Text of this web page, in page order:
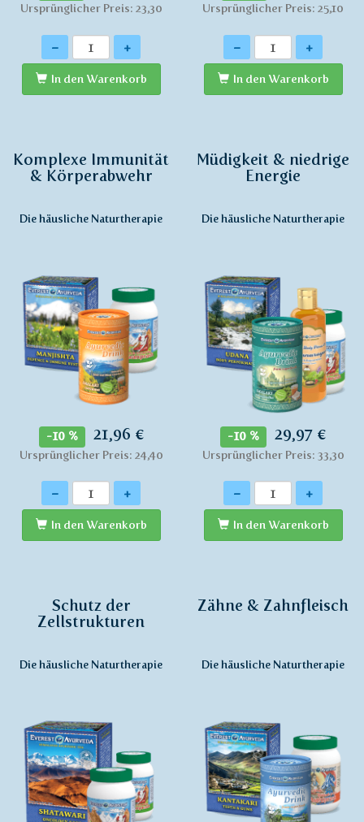
Ursprünglicher Preis: 23,30
Anzahl
- +
In den Warenkorb
Ursprünglicher Preis: 25,10
Anzahl
- +
In den Warenkorb
Komplexe Immunität
& Körperabwehr
Die häusliche Naturtherapie
-10 % 21,96 €
Ursprünglicher Preis: 24,40
Anzahl
- +
In den Warenkorb
Müdigkeit & niedrige
Energie
Die häusliche Naturtherapie
-10 % 29,97 €
Ursprünglicher Preis: 33,30
Anzahl
- +
In den Warenkorb
Schutz der
Zellstrukturen
Die häusliche Naturtherapie
Zähne & Zahnfleisch
Die häusliche Naturtherapie